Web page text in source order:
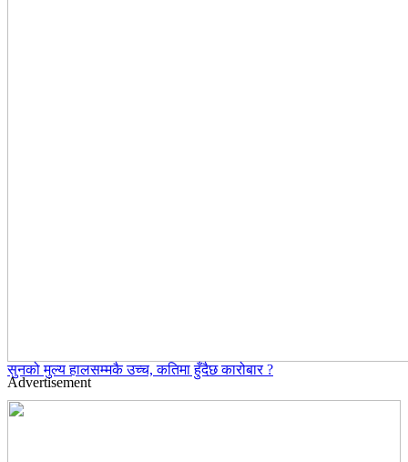
सुनको मुल्य हालसम्मकै उच्च, कतिमा हुँदैछ कारोबार ?
Advertisement